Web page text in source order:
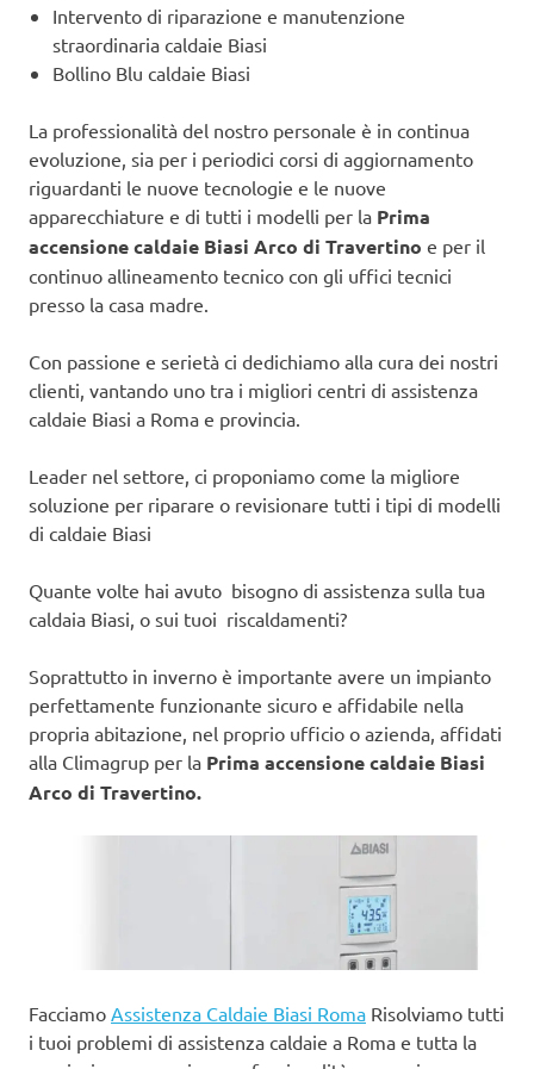
Intervento di riparazione e manutenzione
straordinaria caldaie Biasi
Bollino Blu caldaie Biasi
La professionalità del nostro personale è in continua
evoluzione, sia per i periodici corsi di aggiornamento
riguardanti le nuove tecnologie e le nuove
apparecchiature e di tutti i modelli per la Prima
accensione caldaie Biasi Arco di Travertino e per il
continuo allineamento tecnico con gli uffici tecnici
presso la casa madre.
Con passione e serietà ci dedichiamo alla cura dei nostri
clienti, vantando uno tra i migliori centri di assistenza
caldaie Biasi a Roma e provincia.
Leader nel settore, ci proponiamo come la migliore
soluzione per riparare o revisionare tutti i tipi di modelli
di caldaie Biasi
Quante volte hai avuto bisogno di assistenza sulla tua
caldaia Biasi, o sui tuoi riscaldamenti?
Soprattutto in inverno è importante avere un impianto
perfettamente funzionante sicuro e affidabile nella
propria abitazione, nel proprio ufficio o azienda, affidati
alla Climagrup per la Prima accensione caldaie Biasi
Arco di Travertino.
Facciamo Assistenza Caldaie Biasi Roma Risolviamo tutti
i tuoi problemi di assistenza caldaie a Roma e tutta la